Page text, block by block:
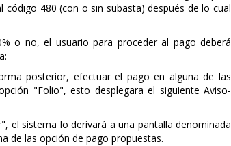
480 (con o sin subasta) después de lo cual
o no, el usuario para proceder al pago deberá
posterior, efectuar el pago en alguna de las
"Folio", esto desplegara el siguiente Aviso-
el sistema lo derivará a una pantalla denominada
de las opción de pago propuestas.